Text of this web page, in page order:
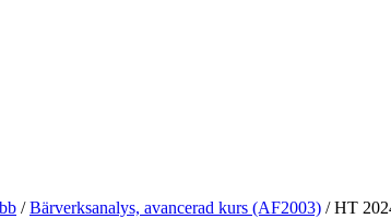
/ Bärverksanalys, avancerad kurs (AF2003) /HT